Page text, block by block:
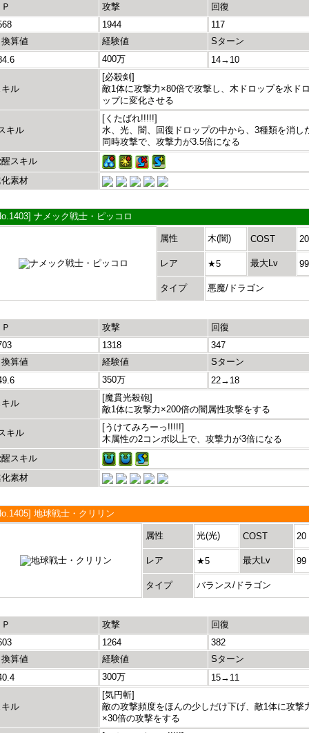
攻撃
回復
1944
117
換算値
経験値
Sターン
400万 14→10
キル
[必殺剣]
敵1体に攻撃力×80倍で攻撃し、木ドロップを水ド
ップに変化させる
キル
[くたばれ!!!!!]
水、光、闇、回復ドロップの中から、3種類を消し
同時攻撃で、攻撃力が3.5倍になる
スキル
素材
ナメック戦士・ピッコロ
属性 木(闇) COST 20
レア ★5 最大Lv 99
タイプ 悪魔/ドラゴン
攻撃
回復
1318
347
換算値
経験値
Sターン
350万 22→18
キル
[魔貫光殺砲]
敵1体に攻撃力×200倍の闇属性攻撃をする
キル
[うけてみろーっ!!!!!]
木属性の2コンボ以上で、攻撃力が3倍になる
スキル
素材
地球戦士・クリリン
属性 光(光) COST 20
レア ★5 最大Lv 99
タイプ バランス/ドラゴン
攻撃
回復
1264
382
換算値
経験値
Sターン
300万 15→11
キル
[気円斬]
敵の攻撃頻度をほんの少しだけ下げ、敵1体に攻撃
×30倍の攻撃をする